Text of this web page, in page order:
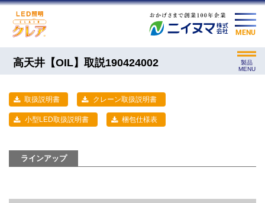
MENU
高天井【OIL】取説190424002
製品
MENU
取扱説明書 クレーン取扱説明書
小型LED取扱説明書 梱包仕様表
ラインアップ